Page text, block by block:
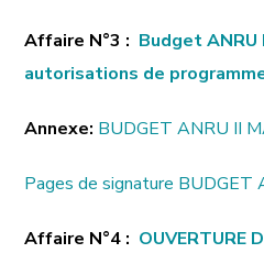
Affaire N°3 : Budget
autorisations de
Annexe: BUDGET ANRU II
Pages de signature BUDGET
Affaire N°4 : OUVERTURE